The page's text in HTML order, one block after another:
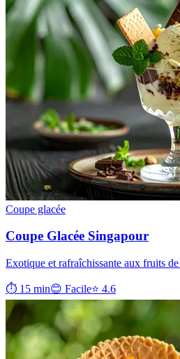
Coupe glacée
Coupe Glacée Singapour
Exotique et rafraîchissante aux fruits
⏱ 15 min😊 Facile⭐ 4.6